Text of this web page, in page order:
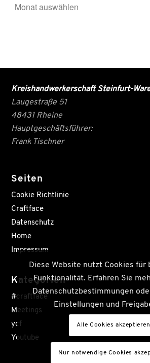
Kreishandwerkerschaft Steinfurt-
Laugestraße 51
48431 Rheine
Hauptgeschäftsführer:
Frank Tischner
Seiten
Cookie Richtlinie
Craftface
Datenschutz
Home
Impressum
Kategorien
#craftface
Meetings
ycf
Youtube
Diese Website nutzt Cookies für
Funktionalität. Erfahren Sie
Datenschutzbestimmungen
Einstellungen und
Alle Cookies akzeptieren
Nur notwendige Cookies